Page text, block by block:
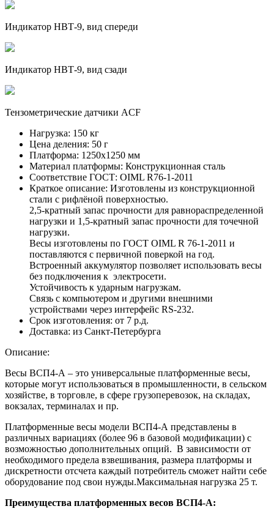
Индикатор НВТ-9, вид спереди
Индикатор НВТ-9, вид сзади
Тензометрические датчики ACF
Нагрузка: 150 кг
Цена деления: 50 г
Платформа: 1250х1250 мм
Материал платформы: Конструкционная сталь
Соответствие ГОСТ: OIML R76-1-2011
Краткое описание: Изготовлены из конструкционной
стали с рифлёной поверхностью.
2,5-кратный запас прочности для равнораспределенной
нагрузки и 1,5-кратный запас прочности для точечной
нагрузки.
Весы изготовлены по ГОСТ OIML R 76-1-2011 и
поставляются с первичной поверкой на год.
Встроенный аккумулятор позволяет использовать весы
без подключения к электросети.
Устойчивость к ударным нагрузкам.
Связь с компьютером и другими внешними
устройствами через интерфейс RS-232.
Срок изготовления: от 7 р.д.
Доставка: из Санкт-Петербурга
Описание:
Весы ВСП4-А – это универсальные платформенные весы,
которые могут использоваться в промышленности, в сельском
хозяйстве, в торговле, в сфере грузоперевозок, на складах,
вокзалах, терминалах и пр.
Платформенные весы модели ВСП4-А представлены в
различных вариациях (более 96 в базовой модификации) с
возможностью дополнительных опций. В зависимости от
необходимого предела взвешивания, размера платформы и
дискретности отсчета каждый потребитель сможет найти себе
оборудование под свои нужды.Максимальная нагрузка 25 т.
Преимущества платформенных весов ВСП4-А: